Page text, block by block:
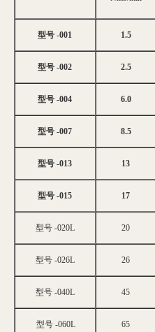
型号 -001 1.5
型号 -002 2.5
型号 -004 6.0
型号 -007 8.5
型号 -013 13
型号 -015 17
型号 -020L 20
型号 -026L 26
型号 -040L 45
型号 -060L 65